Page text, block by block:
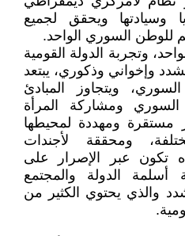
ويحقق لجميع
للوطن السوري الواحد.
وتجربة الدولة القومية
وإخواني وذكوري، يبتعد
ويتجاوز المبادئ
السوري ومشاركة المرأة
مستقرة ومهددة لمحيطها
ومحققة لأجندات
تكون عبر الإصرار على
أسلمة الدولة والمجتمع
والذي يحتوي الكثير من